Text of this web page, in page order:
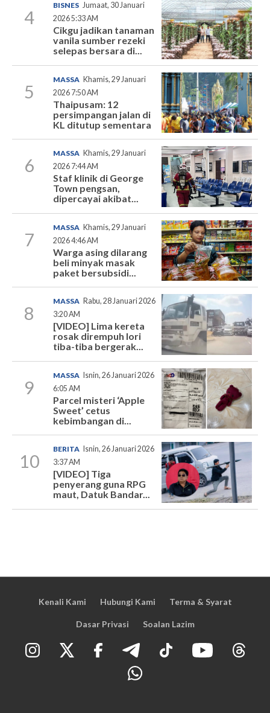
4
BISNES Jumaat, 30 Januari
2026 5:33 AM
Cikgu jadikan tanaman
vanila sumber rezeki
selepas bersara di...
5
MASSA Khamis, 29 Januari
2026 7:50 AM
Thaipusam: 12
persimpangan jalan di
KL ditutup sementara
6
MASSA Khamis, 29 Januari
2026 7:44 AM
Staf klinik di George
Town pengsan,
dipercayai akibat...
7
MASSA Khamis, 29 Januari
2026 4:46 AM
Warga asing dilarang
beli minyak masak
paket bersubsidi...
8
MASSA Rabu, 28 Januari 2026
3:20 AM
[VIDEO] Lima kereta
rosak dirempuh lori
tiba-tiba bergerak...
9
MASSA Isnin, 26 Januari 2026
6:05 AM
Parcel misteri ‘Apple
Sweet’ cetus
kebimbangan di...
10
BERITA
Isnin, 26 Januari 2026
3:37 AM
[VIDEO] Tiga
penyerang guna RPG
maut, Datuk Bandar...
Kenali Kami Hubungi Kami Terma & Syarat
Dasar Privasi Soalan Lazim